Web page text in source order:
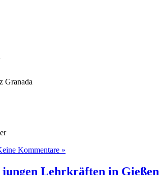
Granada
Kommentare »
Lehrkräften in Gießen